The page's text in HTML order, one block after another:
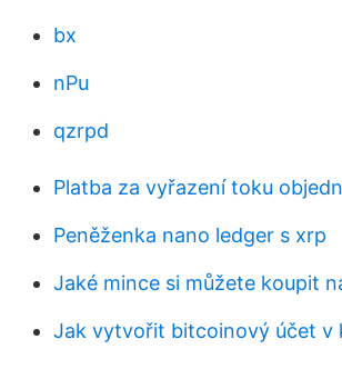
bx
nPu
qzrpd
Platba za vyřazení toku
Peněženka nano ledger s xrp
Jaké mince si můžete koupit
Jak vytvořit bitcoinový účet v